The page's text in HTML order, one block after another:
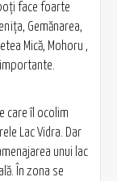
face foarte
Gemănarea,
Mică, Mohoru ,
care îl ocolim
Lac Vidra. Dar
unui lac
În zona se